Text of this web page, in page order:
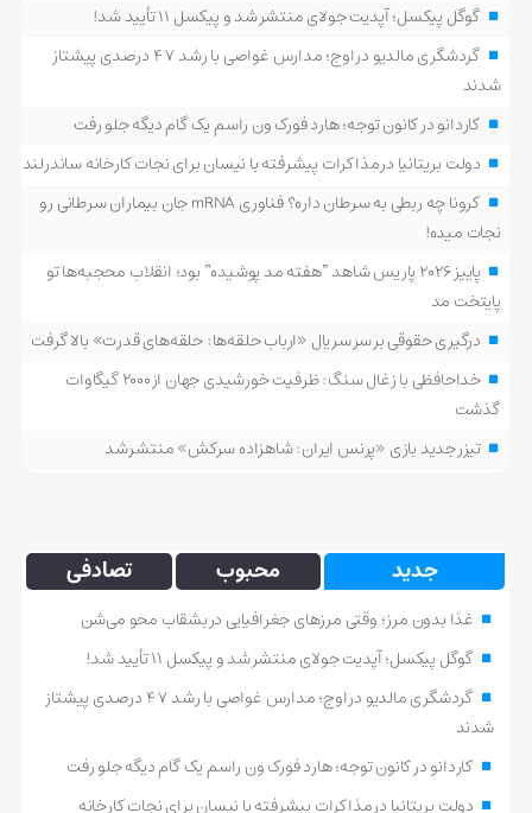
گوگل پیکسل؛ آپدیت جولای منتشر شد و پیکسل ۱۱ تأیید شد!
گردشگری مالدیو در اوج؛ مدارس غواصی با رشد ۴۷ درصدی پیشتاز
شدند
کاردانو در کانون توجه؛ هارد فورک ون راسم یک گام دیگه جلو رفت
دولت بریتانیا در مذاکرات پیشرفته با نیسان برای نجات کارخانه ساندرلند
کرونا چه ربطی به سرطان داره؟ فناوری mRNA جان بیماران سرطانی رو
نجات میده!
پاییز ۲۰۲۶ پاریس شاهد “هفته مد پوشیده” بود؛ انقلاب محجبه‌ها تو
پایتخت مد
درگیری حقوقی بر سر سریال «ارباب حلقه‌ها: حلقه‌های قدرت» بالا گرفت
خداحافظی با زغال سنگ: ظرفیت خورشیدی جهان از ۲۰۰۰ گیگاوات
گذشت
تیزر جدید بازی «پرنس ایران: شاهزاده سرکش» منتشر شد
جدید محبوب تصادفی
غذا بدون مرز؛ وقتی مرزهای جغرافیایی در بشقاب محو می‌شن
گوگل پیکسل؛ آپدیت جولای منتشر شد و پیکسل ۱۱ تأیید شد!
گردشگری مالدیو در اوج؛ مدارس غواصی با رشد ۴۷ درصدی پیشتاز
شدند
کاردانو در کانون توجه؛ هارد فورک ون راسم یک گام دیگه جلو رفت
دولت بریتانیا در مذاکرات پیشرفته با نیسان برای نجات کارخانه